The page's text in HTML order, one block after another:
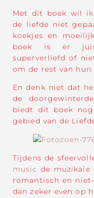
Met dit boek wil
de liefde niet
koekjes en
boek is er
superverliefd of
om de rest van hun
En denk niet dat
de
biedt dit boek
gebied van de
Tijdens de
music de muzikale
romantisch en
dan zeker even op